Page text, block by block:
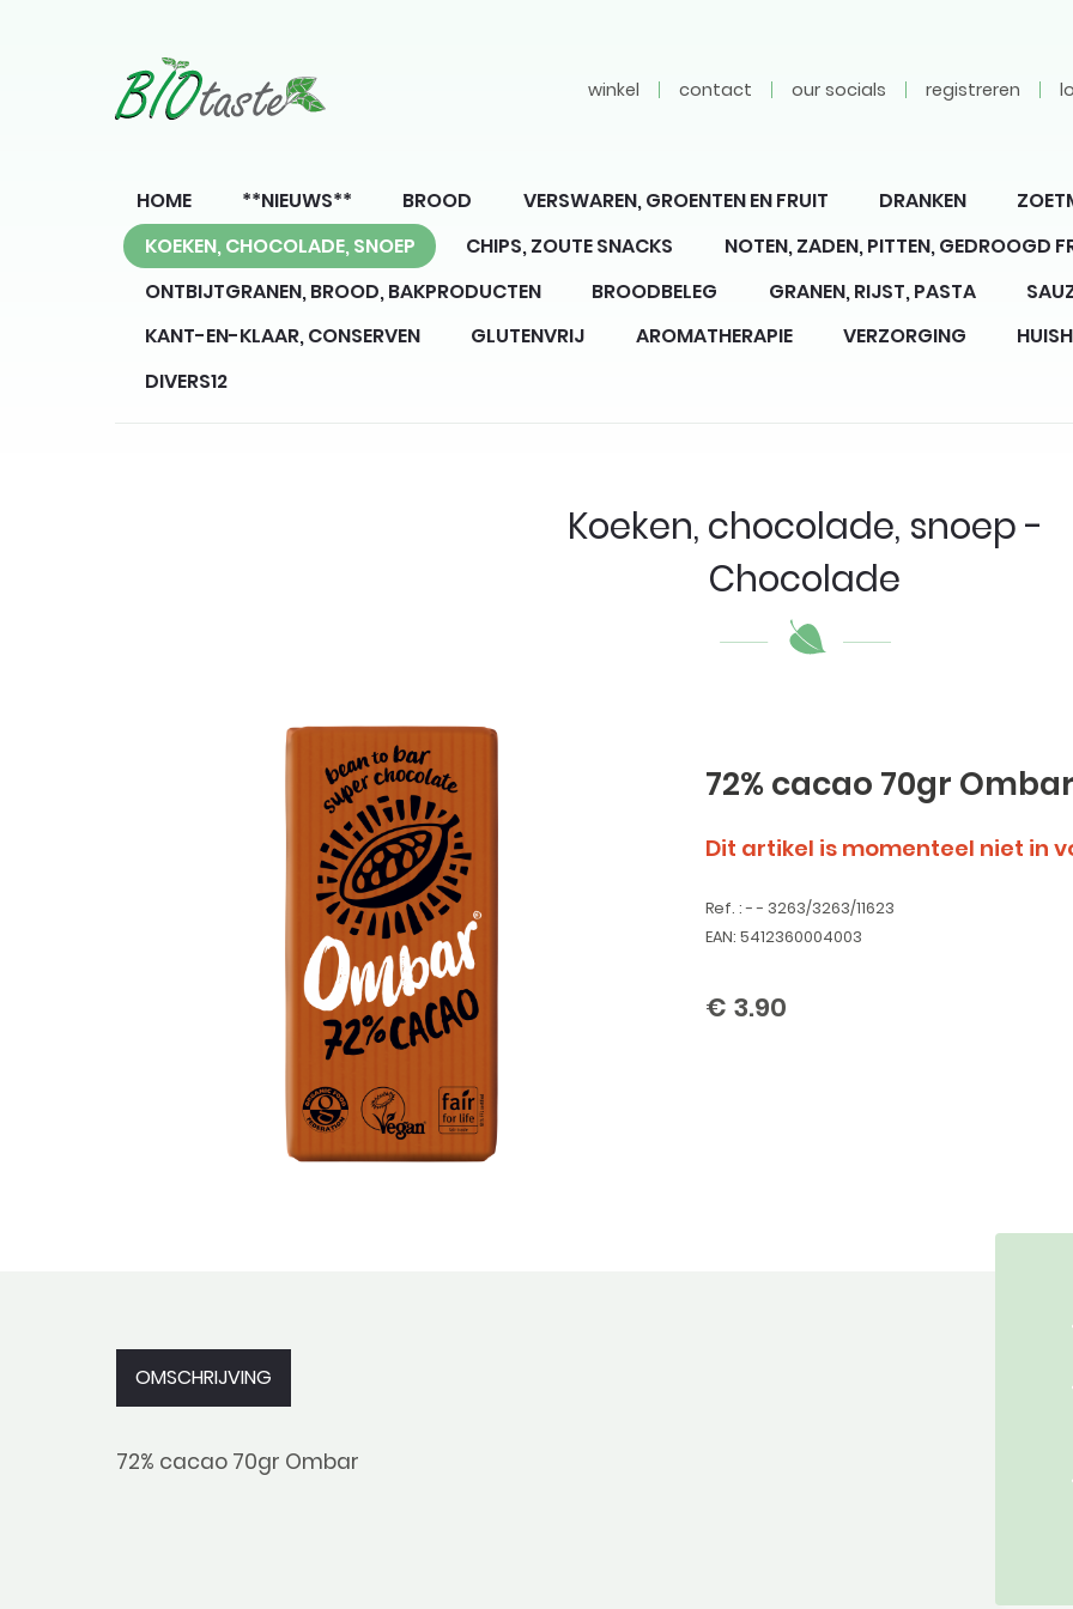
winkel contact our socials registreren
HOME **NIEUWS** BROOD VERSWAREN, GROENTEN EN FRUIT DRANKEN
KOEKEN, CHOCOLADE, SNOEP
CHIPS, ZOUTE SNACKS
NOTEN, ZADEN, PITTEN, GEDROOGD
ONTBIJTGRANEN, BROOD, BAKPRODUCTEN
BROODBELEG GRANEN, RIJST, PASTA
KANT-EN-KLAAR, CONSERVEN
GLUTENVRIJ AROMATHERAPIE VERZORGING
DIVERS12
Koeken, chocolade, snoep -
Chocolade
72% cacao 70gr Ombar
Dit artikel is momenteel niet in
Ref. : - - 3263/3263/11623
EAN: 5412360004003
€ 3.90
OMSCHRIJVING
72% cacao 70gr Ombar